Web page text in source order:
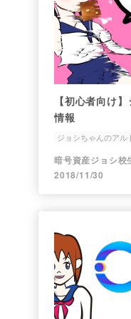
【初心者向け
情報
ジョシちゃんのアル
暗号資産ジョシ
2018/11/30